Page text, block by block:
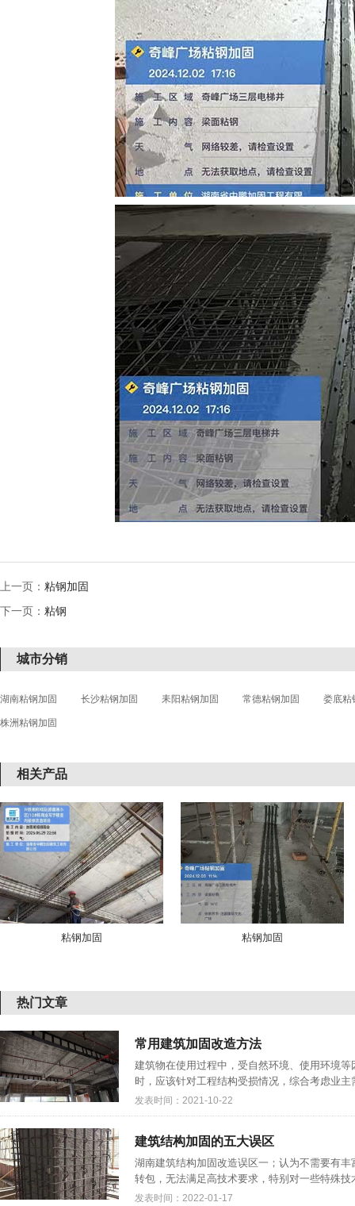
上一页： 粘钢加固
下一页： 粘钢
城市分销
湖南粘钢加固 长沙粘钢加固 耒阳粘钢加固 常德粘钢加固 娄底粘
株洲粘钢加固
相关产品
粘钢加固 粘钢加固
热门文章
常用建筑加固改造方法
建筑物在使用过程中，受自然环境、使用环境
时，应该针对工程结构受损情况，综合考虑业
发表时间：2021-10-22
建筑结构加固的五大误区
湖南建筑结构加固改造误区一；认为不需要有
转包，无法满足高技术要求，特别对一些特殊
发表时间：2022-01-17